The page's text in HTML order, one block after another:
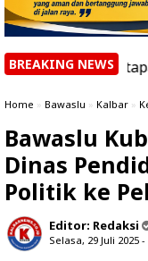
BREAKING NEWS
Ketapang dan
Home » Bawaslu » Kalbar »
Bawaslu
Dinas
Politik ke
Editor: Redaksi
Selasa, 29 Juli 2025 -